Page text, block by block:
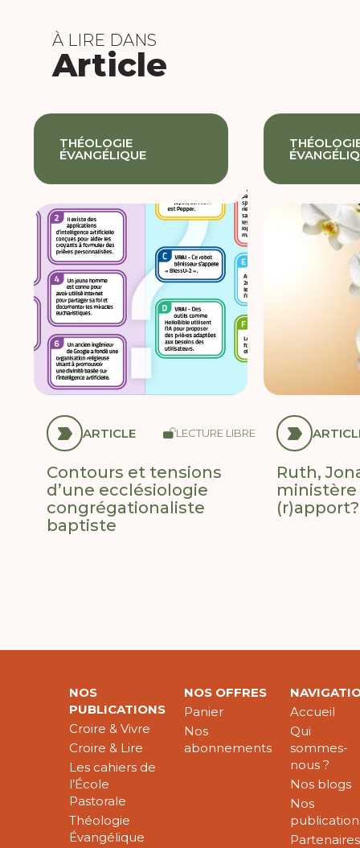
À LIRE DANS
Article
THÉOLOGIE
ÉVANGÉLIQUE
ARTICLE LECTURE LIBRE
Contours et tensions
d’une ecclésiologie
congrégationaliste
baptiste
Ruth,
ministère
(r)apport?
NOS
PUBLICATIONS
Croire & Vivre
Croire & Lire
Les cahiers de
l’École
Pastorale
Théologie
Évangélique
NOS OFFRES
Panier
Nos
abonnements
Accueil
Qui
sommes-
nous ?
Nos blogs
Nos
Partenaires